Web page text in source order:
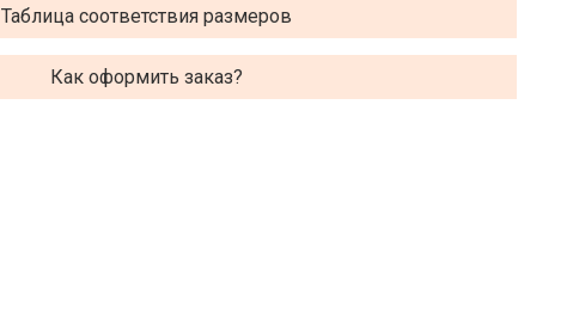
Таблица соответствия размеров
Как оформить заказ?